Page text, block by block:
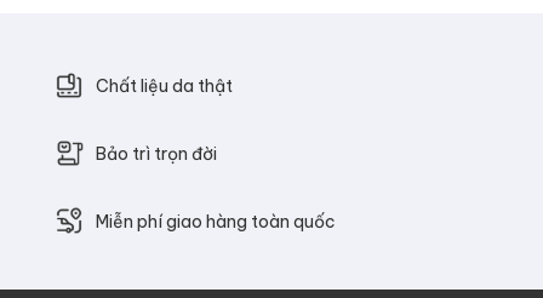
Chất liệu da thật
Bảo trì trọn đời
Miễn phí giao hàng toàn quốc